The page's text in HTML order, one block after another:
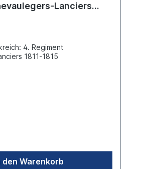
Lanciers
Chevaulegers-Lanciers 1811-1815
den Warenkorb